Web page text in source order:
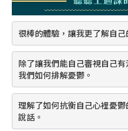
很棒的體驗，讓我更了解自
除了讓我們能自己審視自己
我們如何排解憂鬱。
理解了如何抗衡自己心裡憂
說話。